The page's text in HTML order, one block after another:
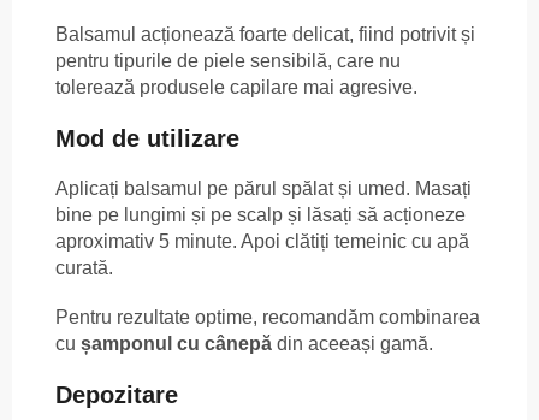
Balsamul acționează foarte delicat, fiind potrivit și
pentru tipurile de piele sensibilă, care nu
tolerează produsele capilare mai agresive.
Mod de utilizare
Aplicați balsamul pe părul spălat și umed. Masați
bine pe lungimi și pe scalp și lăsați să acționeze
aproximativ 5 minute. Apoi clătiți temeinic cu apă
curată.
Pentru rezultate optime, recomandăm combinarea
cu șamponul cu cânepă din aceeași gamă.
Depozitare